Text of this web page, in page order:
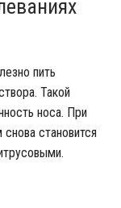
пить
Такой
носа. При
становится